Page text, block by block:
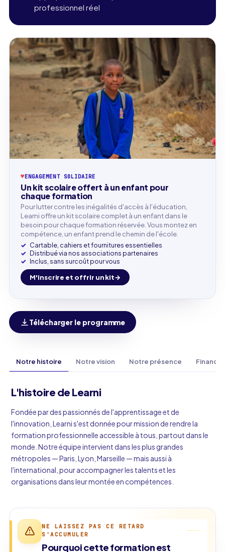
professionnel réel
♥ENGAGEMENT SOLIDAIRE
Un kit scolaire offert à un enfant pour
chaque formation
Pour lutter contre les inégalités d'accès à l'éducation,
Learni offre un kit scolaire complet à un enfant dans le
besoin pour chaque formation réservée. Vous montez en
compétence, un enfant prend le chemin de l'école.
Cartable, cahiers et fournitures essentielles
Distribué via nos associations partenaires
Inclus, sans surcoût pour vous
M'inscrire et offrir un kit
Télécharger le programme
Notre histoire Notre vision Notre présence
L'histoire de Learni
Fondée par des passionnés de l'apprentissage et de
l'innovation, Learni s'est donnée pour mission de rendre la
formation professionnelle accessible à tous, partout dans le
monde. Notre équipe intervient dans les plus grandes
métropoles — Paris, Lyon, Marseille — mais aussi à
l'international, pour accompagner les talents et les
organisations dans leur montée en compétences.
NE LAISSEZ PAS CE RETARD
S'ACCUMULER
Pourquoi cette formation est